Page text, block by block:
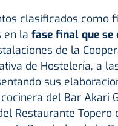
clasificados como
en la fase final que se
de la
de Hostelería, a
sus
cocinera del Bar Akari
Restaurante Topero